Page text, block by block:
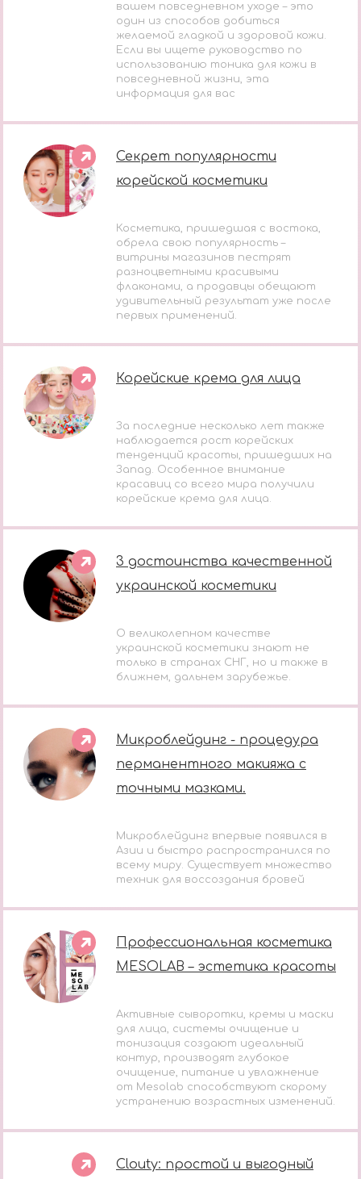
вашем повседневном уходе – это
один из способов добиться
желаемой гладкой и здоровой кожи.
Если вы ищете руководство по
использованию тоника для кожи в
повседневной жизни, эта
информация для вас
Секрет популярности
корейской косметики
Косметика, пришедшая с востока,
обрела свою популярность –
витрины магазинов пестрят
разноцветными красивыми
флаконами, а продавцы обещают
удивительный результат уже после
первых применений.
Корейские крема для лица
За последние несколько лет также
наблюдается рост корейских
тенденций красоты, пришедших на
Запад. Особенное внимание
красавиц со всего мира получили
корейские крема для лица.
3 достоинства качественной
украинской косметики
О великолепном качестве
украинской косметики знают не
только в странах СНГ, но и также в
ближнем, дальнем зарубежье.
Микроблейдинг - процедура
перманентного макияжа с
точными мазками.
Микроблейдинг впервые появился в
Азии и быстро распространился по
всему миру. Существует множество
техник для воссоздания бровей
Профессиональная косметика
MESOLAB – эстетика красоты
Активные сыворотки, кремы и маски
для лица, системы очищение и
тонизация создают идеальный
контур, производят глубокое
очищение, питание и увлажнение
от Mesolab способствуют скорому
устранению возрастных изменений.
Clouty: простой и выгодный